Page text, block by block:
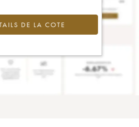
DE LA COTE